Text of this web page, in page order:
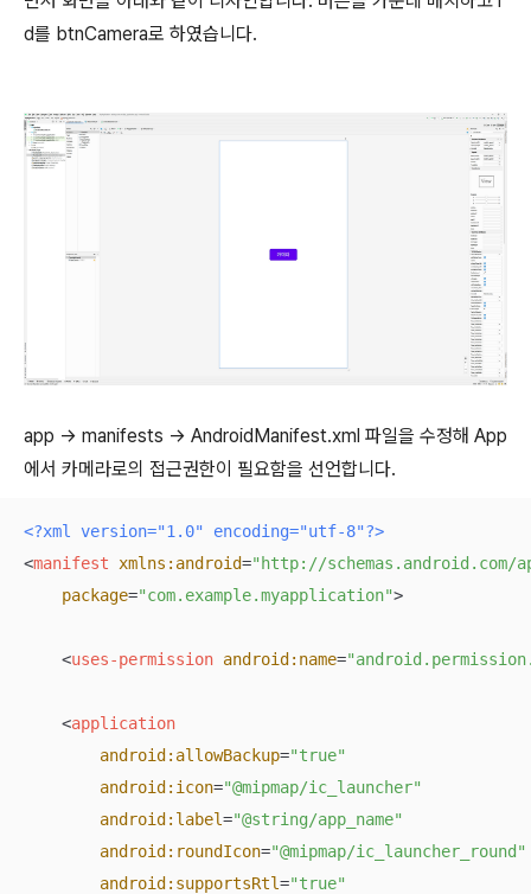
d를 btnCamera로 하였습니다.
app -> manifests -> AndroidManifest.xml 파일을 수정해 App
에서 카메라로의 접근권한이 필요함을 선언합니다.
<?xml version="1.0" encoding="utf-8"?>
<manifest xmlns:android="http://schemas.android.com/
package="com.example.myapplication">
<uses-permission android:name=
<application
android:allowBackup="true"
android:icon="@mipmap/ic_launcher"
android:label="@string/app_name"
android:roundIcon="@mipmap/ic_launcher_round"
android:supportsRtl="true"